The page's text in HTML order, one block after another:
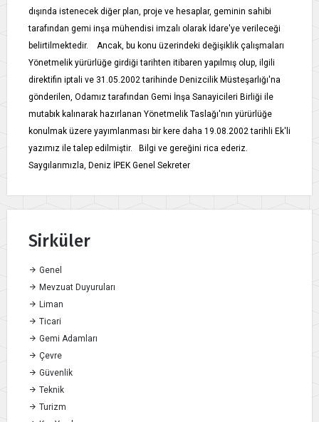
dışında istenecek diğer plan, proje ve hesaplar, geminin sahibi
tarafından gemi inşa mühendisi imzalı olarak İdare'ye verileceği
belirtilmektedir. Ancak, bu konu üzerindeki değişiklik çalışmaları
Yönetmelik yürürlüğe girdiği tarihten itibaren yapılmış olup, ilgili
direktifin iptali ve 31.05.2002 tarihinde Denizcilik Müsteşarlığı'na
gönderilen, Odamız tarafından Gemi İnşa Sanayicileri Birliği ile
mutabık kalınarak hazırlanan Yönetmelik Taslağı'nın yürürlüğe
konulmak üzere yayımlanması bir kere daha 19.08.2002 tarihli Ek'li
yazımız ile talep edilmiştir. Bilgi ve gereğini rica ederiz.
Saygılarımızla, Deniz İPEK Genel Sekreter
Sirküler
Genel
Mevzuat Duyuruları
Liman
Ticari
Gemi Adamları
Çevre
Güvenlik
Teknik
Turizm